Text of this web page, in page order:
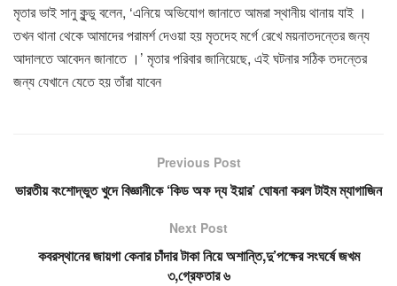
মৃতার ভাই সানু কুন্ডু বলেন, ‘এনিয়ে অভিযোগ জানাতে আমরা স্থানীয় থানায় যাই ।
তখন থানা থেকে আমাদের পরামর্শ দেওয়া হয় মৃতদেহ মর্গে রেখে ময়নাতদন্তের জন্য
আদালতে আবেদন জানাতে ।’ মৃতার পরিবার জানিয়েছে, এই ঘটনার সঠিক তদন্তের
জন্য যেখানে যেতে হয় তাঁরা যাবেন
Previous Post
ভারতীয় বংশোদ্ভুত খুদে বিজ্ঞানীকে ‘কিড অফ দ্য ইয়ার’ ঘোষনা করল টাইম ম্যাগাজিন
Next Post
কবরস্থানের জায়গা কেনার চাঁদার টাকা নিয়ে অশান্তি,দু’পক্ষের সংঘর্ষে জখম
৩,গ্রেফতার ৬